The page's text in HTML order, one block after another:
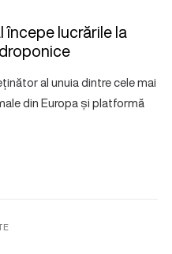
începe lucrările la
al unuia dintre cele mai
din Europa și platformă